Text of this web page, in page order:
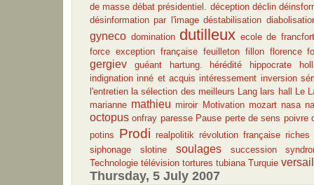
de masse débat présidentiel. déception déclin
désinformation par l'image déstabilisation
gyneco domination dutilleux ecole de
force exception française feuilleton fillon florence
gergiev guéant hartung. hérédité hippocrate
indignation inné et acquis intéressement inversion
l'entretien la sélection des meilleurs Lang lars hall
Le
marianne mathieu miroir Motivation mozart nasa
octopus onfray paresse Pause perte de sens poivre
potins Prodi realpolitik révolution française riches
siphonage
slotine soulages succession
Technologie télévision tortures tubiana Turquie
Thursday, 5 July 2007